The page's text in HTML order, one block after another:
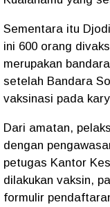
Sementara itu
ini 600 orang
merupakan
setelah Bandara
vaksinasi pada
Dari amatan,
dengan
petugas Kantor
dilakukan vaksin,
formulir